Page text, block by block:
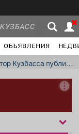
ОБЪЯВЛЕНИЯ
Новости
Услуги
публично отругал мэра